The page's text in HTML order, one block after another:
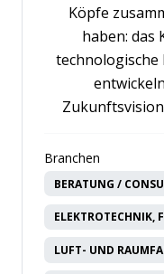
Köpfe
haben: das
technologische
Branchen
BERATUNG /
ELEKTROTECHNIK,
LUFT- UND